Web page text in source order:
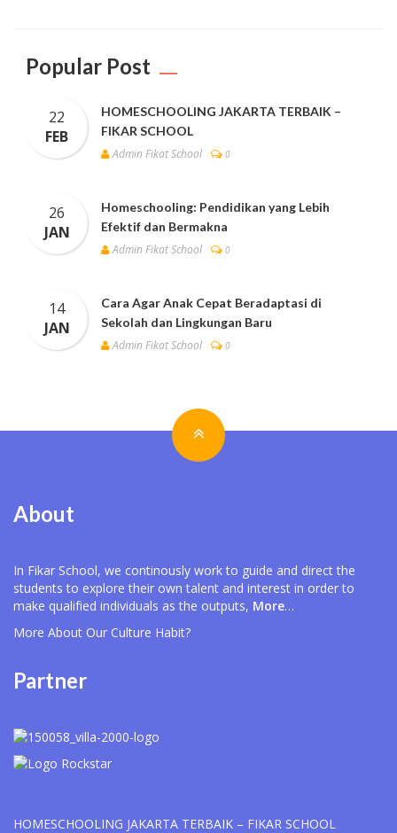
Popular Post
22
FEB
HOMESCHOOLING JAKARTA TERBAIK –
FIKAR SCHOOL
Admin Fikat School
0
26
JAN
Homeschooling: Pendidikan yang Lebih
Efektif dan Bermakna
Admin Fikat School
0
14
JAN
Cara Agar Anak Cepat Beradaptasi di
Sekolah dan Lingkungan Baru
Admin Fikat School
0
About
In Fikar School, we continously work to guide and direct the
students to explore their own talent and interest in order to
make qualified individuals as the outputs, More…
More About Our Culture Habit?
Partner
HOMESCHOOLING JAKARTA TERBAIK – FIKAR SCHOOL